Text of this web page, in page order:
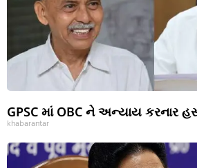
GPSC માં OBC ને અન્યાય કરનાર
khabarantar